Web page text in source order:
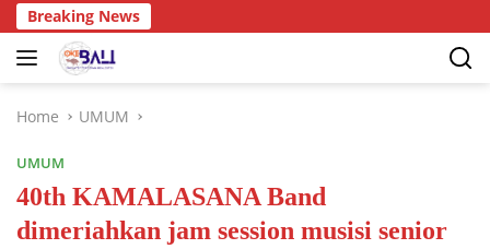
Breaking News
Home UMUM
UMUM
40th KAMALASANA Band
dimeriahkan jam session musisi senior